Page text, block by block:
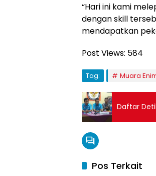
“Hari ini kami
dengan skill
mendapatkan
Post Views: 584
Tag: Muara
Daftar
Pos Terkait